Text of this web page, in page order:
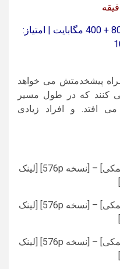
فرمت: MKV | حجم هر پارت: 800 + 400 مگابایت | امتیاز:
پیشخدمتش می خواهد
در مدت ۸۰ روز طی کنند که در طول مسیر
می افتد. و افراد زیادی
[پارت 01 با کیفیت 720p] [لینک کمکی] – [نسخه 576p] [لینک
[پارت 02 با کیفیت 720p] [لینک کمکی] – [نسخه 576p] [لینک
[پارت 03 با کیفیت 720p] [لینک کمکی] – [نسخه 576p] [لینک